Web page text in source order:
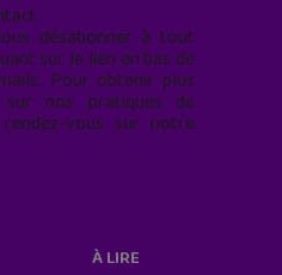
désabonner à tout
sur le lien en bas de
Pour obtenir plus
sur nos pratiques de
vous sur notre
À LIRE